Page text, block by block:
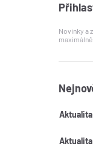
Novinky a